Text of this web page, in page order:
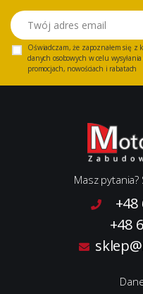
Twój adres email
Oświadczam, że zapoznałem się z
danych osobowych w celu
promocjach, nowościach i rabatach
Masz
+48
+48